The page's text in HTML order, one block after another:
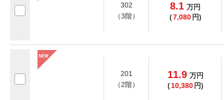
302
（3階）
8.1 万円
(7,080 円)
201
（2階）
11.9 万円
( 10,380 円)